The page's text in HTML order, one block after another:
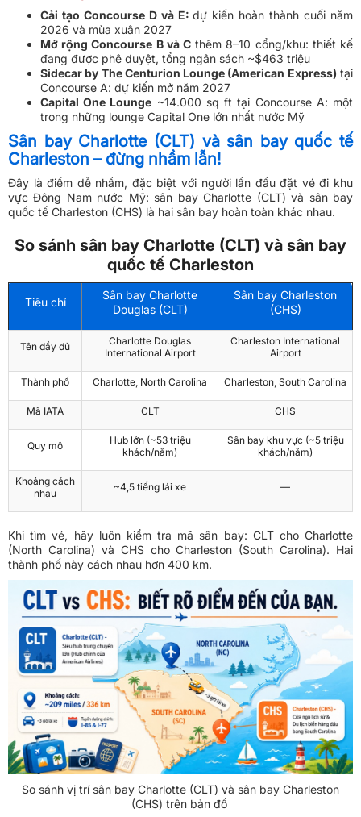
Cải tạo Concourse D và E:dự kiến hoàn thành cuối năm
2026 và mùa xuân 2027
Mở rộng Concourse B và C thêm 8–10 cổng/khu: thiết kế
đang được phê duyệt, tổng ngân sách ~$463 triệu
Sidecar by The Centurion Lounge (American Express) tại
Concourse A: dự kiến mở năm 2027
Capital One Lounge ~14.000 sq ft tại Concourse A: một
trong những lounge Capital One lớn nhất nước Mỹ
Sân bay Charlotte (CLT) và sân bay quốc tế
Charleston – đừng nhầm lẫn!
Đây là điểm dễ nhầm, đặc biệt với người lần đầu đặt vé đi khu
vực Đông Nam nước Mỹ: sân bay Charlotte (CLT) và sân bay
quốc tế Charleston (CHS) là hai sân bay hoàn toàn khác nhau.
So sánh sân bay Charlotte (CLT) và sân bay
quốc tế Charleston
Tiêu chí
Sân bay Charlotte
Douglas (CLT)
Sân bay Charleston
(CHS)
Tên đầy đủ
Charlotte Douglas
International Airport
Charleston International
Airport
Thành phố Charlotte, North Carolina Charleston, South Carolina
Mã IATA CLT CHS
Quy mô
Hub lớn (~53 triệu
khách/năm)
Sân bay khu vực (~5 triệu
khách/năm)
Khoảng cách
nhau
~4,5 tiếng lái xe —
Khi tìm vé, hãy luôn kiểm tra mã sân bay: CLT cho Charlotte
(North Carolina) và CHS cho Charleston (South Carolina). Hai
thành phố này cách nhau hơn 400 km.
So sánh vị trí sân bay Charlotte (CLT) và sân bay Charleston
(CHS) trên bản đồ